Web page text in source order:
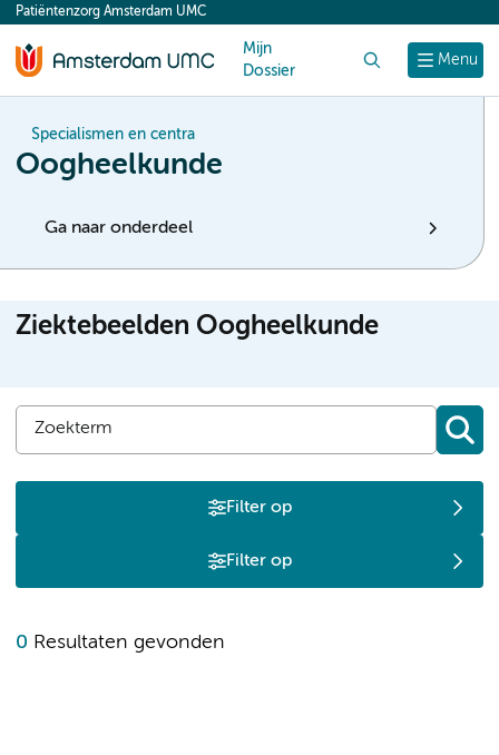
content
Menu
Patiëntenzorg Amsterdam UMC
Mijn
Dossier
Specialismen en centra
Oogheelkunde
Ga naar onderdeel
Ziektebeelden Oogheelkunde
Filter op
Filter op
0 Resultaten gevonden